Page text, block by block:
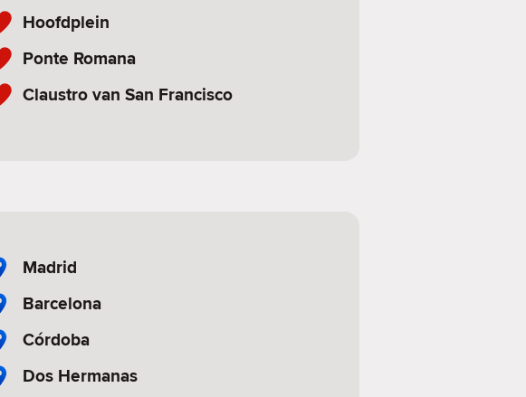
Hoofdplein
Ponte Romana
Claustro van San Francisco
Madrid
Barcelona
Córdoba
Dos Hermanas